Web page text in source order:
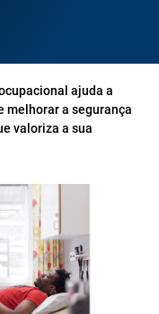
ajuda a
melhorar a segurança
valoriza a sua